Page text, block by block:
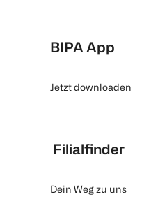
BIPA App
Jetzt downloaden
Filialfinder
Dein Weg zu uns